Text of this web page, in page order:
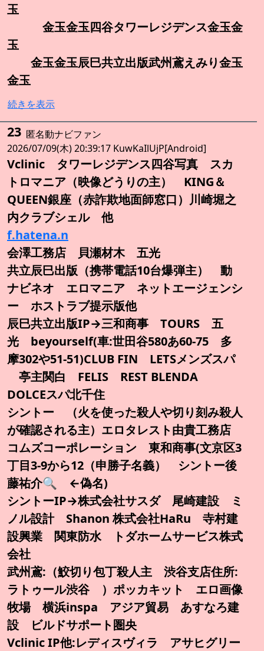
玉
金玉金玉四谷タワーレジデンス金玉金
玉
金玉金玉辰巳共立出版武州鳶えみり金玉
金玉
続きを表示
23 匿名動ナビファン
2026/07/09(木) 20:39:17 KuwKaIlUjP[Android]
Vclinic タワーレジデンス四谷写真 スカ
トロマニア（映像どうりの主） KING＆
QUEEN銀座（赤詐欺地面師窓口）川崎堀之
内クラブシェル 他
f.hatena.n
会澤工務店 貝瀬材木 五光
共立辰巳出版（携帯電話10台爆弾主） 動
ナビネオ エロマニア ネットエージェンシ
ー ホストラブ提示版他
辰巳共立出版IP→三和商事 TOURS 五
光 beyourself(車:世田谷580あ60-75 多
摩302や51-51)CLUB FIN LETSメンズスパ
亭主関白 FELIS REST BLENDA
DOLCEスパ北千住
シントー （火を使った殺人や切り刻み殺人
が確認される主）エロタレスト由貴工務店
コムズコーポレーション 東和商事(文京区3
丁目3-9から12（申勝子名義） シントー後
藤祐介🔍️ ←偽名)
シントーIP→株式会社サスダ 尾崎建設 ミ
ノル設計 Shanon 株式会社HaRu 寺村建
設興業 関東防水 トダホームサービス株式
会社
武州鳶:（鮫切り包丁殺人主 渋谷支店住所:
ラトゥール渋谷 ）ポッカキット エロ画像
牧場 横浜inspa アジア貿易 あすなろ建
設 ビルドサポート圏央
Vclinic IP他:レディスヴィラ アサヒグリー